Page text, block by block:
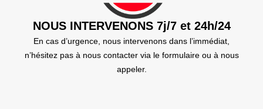
NOUS INTERVENONS 7j/7 et 24h/24
En cas d’urgence, nous intervenons dans l’immédiat,
n’hésitez pas à nous contacter via le formulaire ou à nous
appeler.